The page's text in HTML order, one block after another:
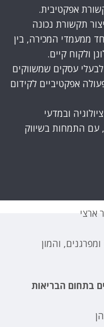
אפקטיבית.
תקשורת נכונה
ממעמדי המכירה, בין
ולקוח קיים.
לבעלי עסקים שמשווקים
אפקטיביים לקידום
ובמדעי
עם התמחות בשיווק
והמון
בתחום הבריאות